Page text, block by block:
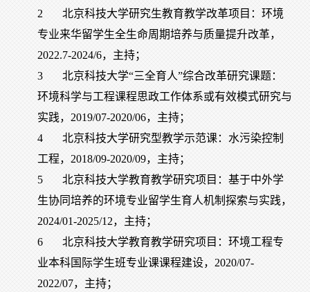
2
北京科技大学研究生教育教学改革项目：环境
专业来华留学生全生命周期培养与质量提升改革，
2022.7-2024/6，主持；
3
北京科技大学“三全育人”综合改革研究课题：
环境科学与工程课程思政工作体系或有效模式研究与
实践，2019/07-2020/06，主持；
4
北京科技大学研究型教学示范课：水污染控制
工程，2018/09-2020/09，主持；
5
北京科技大学教育教学研究项目：基于中外学
生协同培养的环境专业留学生育人机制探索与实践，
2024/01-2025/12，主持；
6
北京科技大学教育教学研究项目：环境工程专
业本科国际学生班专业课课程建设，2020/07-
2022/07，主持；